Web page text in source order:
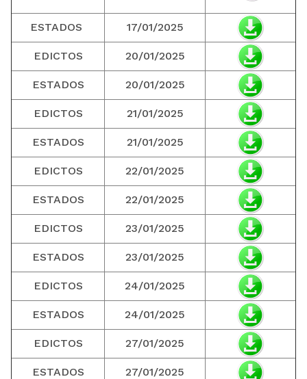
ESTADOS 17/01/2025
EDICTOS 20/01/2025
ESTADOS 20/01/2025
EDICTOS 21/01/2025
ESTADOS 21/01/2025
EDICTOS 22/01/2025
ESTADOS 22/01/2025
EDICTOS 23/01/2025
ESTADOS 23/01/2025
EDICTOS 24/01/2025
ESTADOS 24/01/2025
EDICTOS 27/01/2025
ESTADOS 27/01/2025